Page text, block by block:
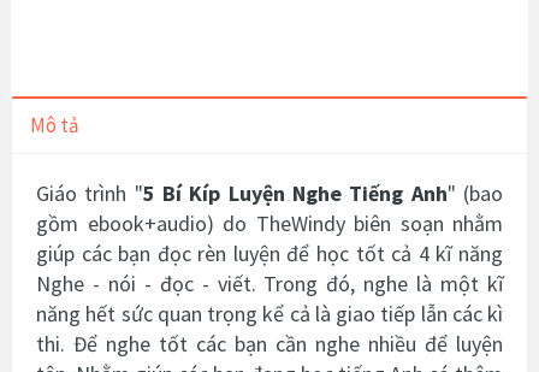
Mô tả
Giáo trình "5 Bí Kíp Luyện Nghe Tiếng Anh" (bao
gồm ebook+audio) do TheWindy biên soạn nhằm
giúp các bạn đọc rèn luyện để học tốt cả 4 kĩ năng
Nghe - nói - đọc - viết. Trong đó, nghe là một kĩ
năng hết sức quan trọng kể cả là giao tiếp lẫn các kì
thi. Để nghe tốt các bạn cần nghe nhiều để luyện